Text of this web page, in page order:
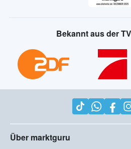
Bekannt aus der
Über marktguru